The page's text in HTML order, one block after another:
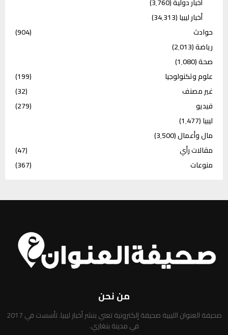
أخبار دولية(3٬760)
أخبار ليبيا(34٬313)
حوادث
(904)
رياضة(2٬013)
صحة(1٬080)
علوم وتكنولوجيا
(199)
غير مصنف
(32)
فيديو
(279)
ليبيا(1٬477)
مال وأعمال(3٬500)
مقالات رأي
(47)
منوعات
(367)
من نحن
صحيفة العنوان الليبية صحيفة إلكترونية تعني بنشر أخبار ليبيا. تأسست في 2017
في مدينة بنغازي.